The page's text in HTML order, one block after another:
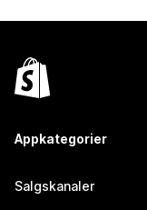
Appkategorier
Salgskanaler